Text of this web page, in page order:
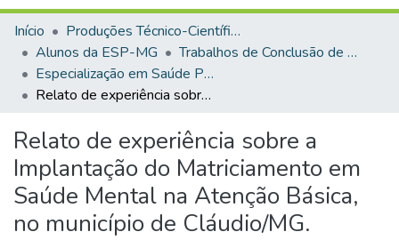
Início
Produções Técnico-Científicas
Alunos da ESP-MG
Trabalhos de Conclusão de Curso
Especialização em Saúde Pública
Relato de experiência sobre a Implantação do Matriciamento em Saúde Mental na Atenção Básica, no município de Cláudio/MG.
Relato de experiência sobre a
Implantação do Matriciamento em
Saúde Mental na Atenção Básica,
no município de Cláudio/MG.